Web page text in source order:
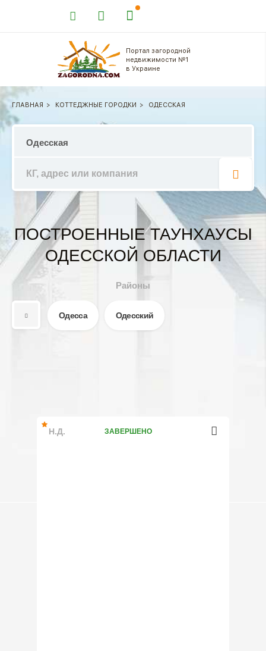
Портал загородной
недвижимости №1
в Украине
ГЛАВНАЯ КОТТЕДЖНЫЕ ГОРОДКИ ОДЕССКАЯ
ПОСТРОЕННЫЕ ТАУНХАУСЫ
ОДЕССКОЙ ОБЛАСТИ
Районы
Одесса Одесский
Н.Д. ЗАВЕРШЕНО